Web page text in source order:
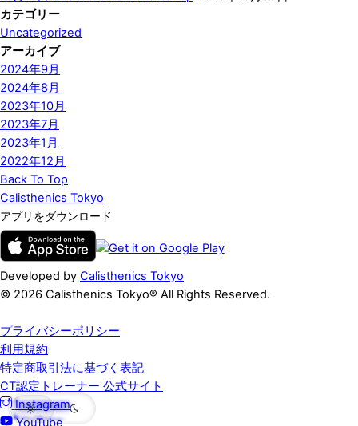
カテゴリー
Uncategorized
アーカイブ
2024年9月
2024年8月
2023年10月
2023年7月
2023年1月
2022年12月
Back To Top
Calisthenics Tokyo
アプリをダウンロード
Developed by Calisthenics Tokyo
© 2026 Calisthenics Tokyo® All Rights Reserved.
プライバシーポリシー
利用規約
特定商取引法に基づく表記
CT認定トレーナー 公式サイト
Instagram
YouTube